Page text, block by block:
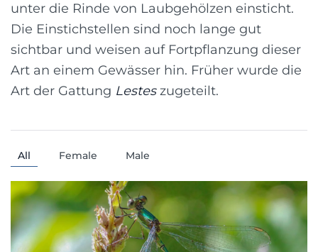
unter die Rinde von Laubgehölzen einsticht.
Die Einstichstellen sind noch lange gut
sichtbar und weisen auf Fortpflanzung dieser
Art an einem Gewässer hin. Früher wurde die
Art der Gattung Lesteszugeteilt.
All Female Male